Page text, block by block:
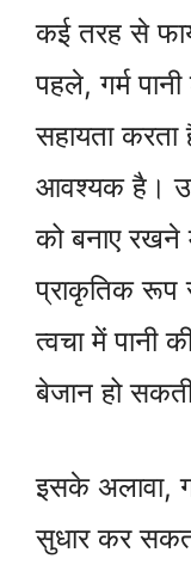
कई तरह से
पहले, गर्म
सहायता
आवश्यक है।
को बनाए
प्राकृतिक रूप
त्वचा में पानी
बेजान हो
इसके अलावा,
सुधार कर